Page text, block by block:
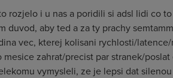
rozjelo i u nas a poridili si adsl lidi co
duvod, aby ted a za ty prachy
vec, kterej kolisani rychlosti/
mesice zahrat/precist par stranek/
vymysleli, ze je lepsi dat